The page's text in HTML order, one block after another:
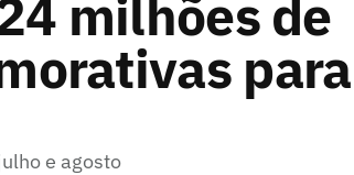
milhões de
para
e agosto